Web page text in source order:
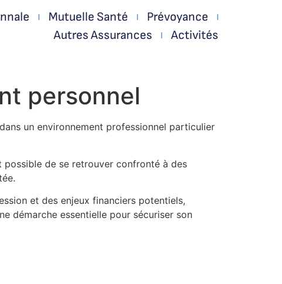
Mutuelle Santé
Prévoyance
Autres Assurances
Activités
personnel
un environnement professionnel particulier
possible de se retrouver confronté à des
et des enjeux financiers potentiels,
démarche essentielle pour sécuriser son